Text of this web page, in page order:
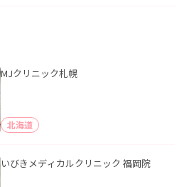
MJクリニック札幌
北海道
いびきメディカルクリニック 福岡院